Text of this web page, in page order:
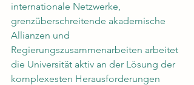
internationale Netzwerke,
grenzüberschreitende akademische
Allianzen und
Regierungszusammenarbeiten arbeitet
die Universität aktiv an der Lösung der
komplexesten Herausforderungen